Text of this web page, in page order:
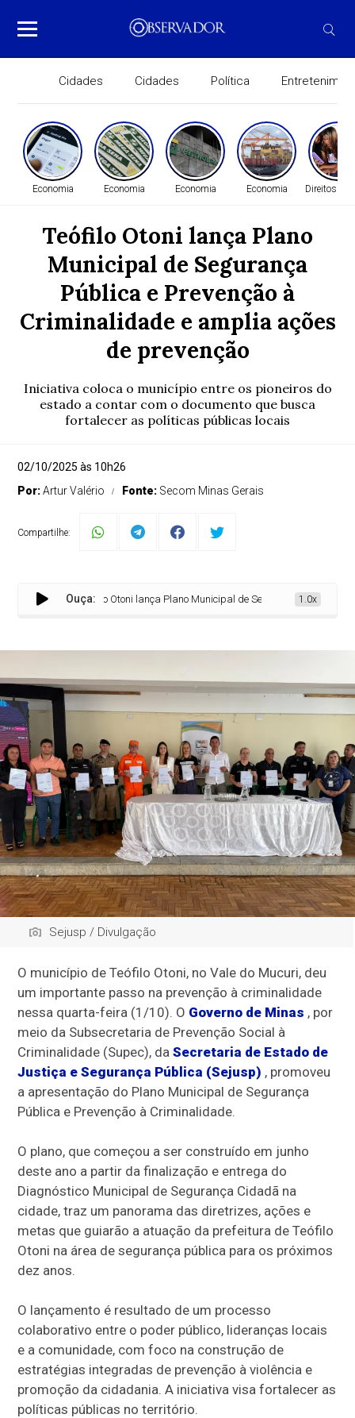
Cidades Cidades Política
Economia Economia Economia Economia Direitos
Teófilo Otoni lança Plano
Municipal de Segurança
Pública e Prevenção à
Criminalidade e amplia ações
de prevenção
Iniciativa coloca o município entre os pioneiros do
estado a contar com o documento que busca
fortalecer as políticas públicas locais
02/10/2025 às 10h26
Por:Artur Valério Fonte: Secom Minas Gerais
Compartilhe:
Ouça:
Teófilo Otoni lança Plano Municipal de Segurança Pública e
1.0x
Sejusp / Divulgação
O município de Teófilo Otoni, no Vale do Mucuri, deu
um importante passo na prevenção à criminalidade
nessa quarta-feira (1/10). O Governo de Minas , por
meio da Subsecretaria de Prevenção Social à
Criminalidade (Supec), daSecretaria de Estado de
Justiça e Segurança Pública (Sejusp) , promoveu
a apresentação do Plano Municipal de Segurança
Pública e Prevenção à Criminalidade.
O plano, que começou a ser construído em junho
deste ano a partir da finalização e entrega do
Diagnóstico Municipal de Segurança Cidadã na
cidade, traz um panorama das diretrizes, ações e
metas que guiarão a atuação da prefeitura de Teófilo
Otoni na área de segurança pública para os próximos
dez anos.
O lançamento é resultado de um processo
colaborativo entre o poder público, lideranças locais
e a comunidade, com foco na construção de
estratégias integradas de prevenção à violência e
promoção da cidadania. A iniciativa visa fortalecer as
políticas públicas no território.